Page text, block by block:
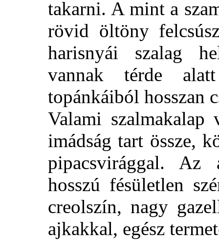
takarni. A mint a
rövid öltöny
harisnyái szalag
vannak térde
topánkáiból hosszan
Valami
imádság tart össze,
pipacsvirággal.
hosszú fésületlen
creolszín, nagy
ajkakkal, egész